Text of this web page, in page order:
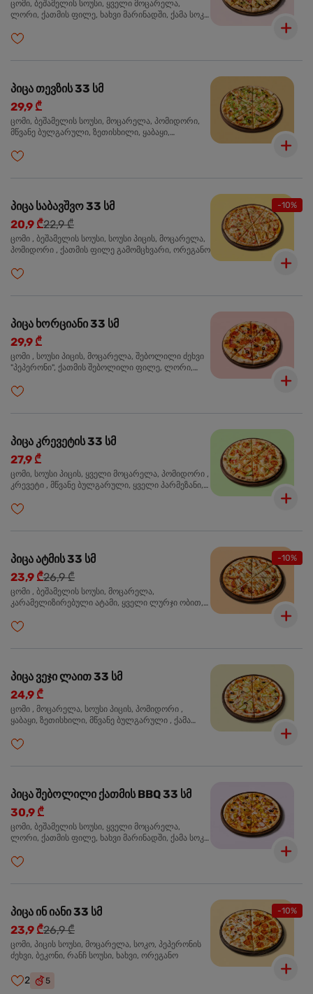
ცომი, ბეშამელის სოუსი, ყველი მოცარელა,
ლორი, ქათმის ფილე, ხახვი მარინადში, ქამა სოკო
პიცა თევზის 33 სმ
29,9 ₾
ცომი, ბეშამელის სოუსი, მოცარელა, პომიდორი,
მწვანე ბულგარული, ზეთისხილი, ყაბაყი,
ორეგანო
-10%
პიცა საბავშვო 33 სმ
20,9 ₾22,9 ₾
ცომი , ბეშამელის სოუსი, სოუსი პიცის, მოცარელა,
პომიდორი , ქათმის ფილე გამომცხვარი, ორეგანო
პიცა ხორციანი 33 სმ
29,9 ₾
ცომი , სოუსი პიცის, მოცარელა, შებოლილი ძეხვი
"პეპერონი", ქათმის შებოლილი ფილე, ლორი,
პიცა კრევეტის 33 სმ
27,9 ₾
ცომი, სოუსი პიცის, ყველი მოცარელა, პომიდორი ,
კრევეტი , მწვანე ბულგარული, ყველი პარმეზანი,
-10%
პიცა ატმის 33 სმ
23,9 ₾26,9 ₾
ცომი , ბეშამელის სოუსი, მოცარელა,
კარამელიზირებული ატამი, ყველი ლურჯი ობით,
პიცა ვეჯი ლაით 33 სმ
24,9 ₾
ცომი , მოცარელა, სოუსი პიცის, პომიდორი ,
ყაბაყი, ზეთისხილი, მწვანე ბულგარული , ქამა
პიცა შებოლილი ქათმის BBQ 33 სმ
30,9 ₾
ცომი, ბეშამელის სოუსი, ყველი მოცარელა,
ლორი, ქათმის ფილე, ხახვი მარინადში, ქამა სოკო
-10%
პიცა ინ იანი 33 სმ
23,9 ₾26,9 ₾
ცომი, პიცის სოუსი, მოცარელა, სოკო, პეპერონის
ძეხვი, ბეკონი, რანჩ სოუსი, ხახვი, ორეგანო
2 5